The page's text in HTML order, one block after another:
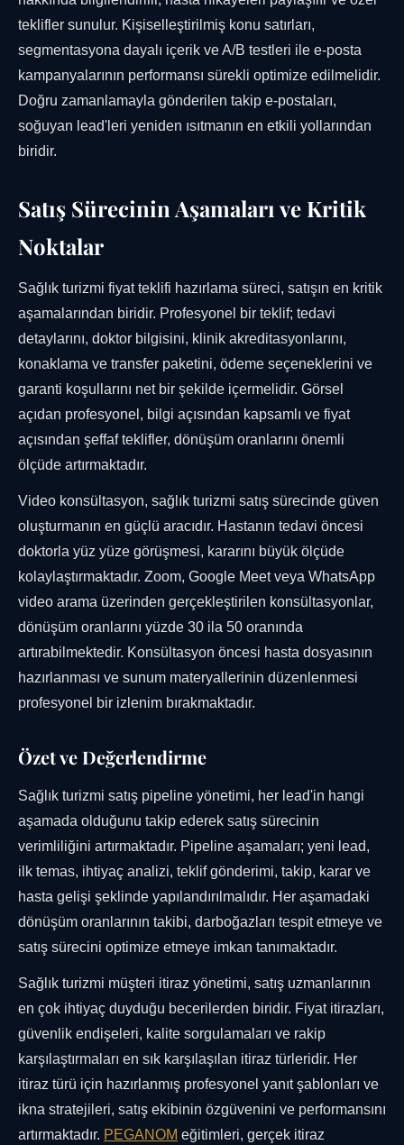
teklifler sunulur. Kişiselleştirilmiş konu satırları,
segmentasyona dayalı içerik ve A/B testleri ile e-posta
kampanyalarının performansı sürekli optimize edilmelidir.
Doğru zamanlamayla gönderilen takip e-postaları,
soğuyan lead'leri yeniden ısıtmanın en etkili yollarından
biridir.
Satış Sürecinin Aşamaları ve Kritik
Noktalar
Sağlık turizmi fiyat teklifi hazırlama süreci, satışın en kritik
aşamalarından biridir. Profesyonel bir teklif; tedavi
detaylarını, doktor bilgisini, klinik akreditasyonlarını,
konaklama ve transfer paketini, ödeme seçeneklerini ve
garanti koşullarını net bir şekilde içermelidir. Görsel
açıdan profesyonel, bilgi açısından kapsamlı ve fiyat
açısından şeffaf teklifler, dönüşüm oranlarını önemli
ölçüde artırmaktadır.
Video konsültasyon, sağlık turizmi satış sürecinde güven
oluşturmanın en güçlü aracıdır. Hastanın tedavi öncesi
doktorla yüz yüze görüşmesi, kararını büyük ölçüde
kolaylaştırmaktadır. Zoom, Google Meet veya WhatsApp
video arama üzerinden gerçekleştirilen konsültasyonlar,
dönüşüm oranlarını yüzde 30 ila 50 oranında
artırabilmektedir. Konsültasyon öncesi hasta dosyasının
hazırlanması ve sunum materyallerinin düzenlenmesi
profesyonel bir izlenim bırakmaktadır.
Özet ve Değerlendirme
Sağlık turizmi satış pipeline yönetimi, her lead'in hangi
aşamada olduğunu takip ederek satış sürecinin
verimliliğini artırmaktadır. Pipeline aşamaları; yeni lead,
ilk temas, ihtiyaç analizi, teklif gönderimi, takip, karar ve
hasta gelişi şeklinde yapılandırılmalıdır. Her aşamadaki
dönüşüm oranlarının takibi, darboğazları tespit etmeye ve
satış sürecini optimize etmeye imkan tanımaktadır.
Sağlık turizmi müşteri itiraz yönetimi, satış uzmanlarının
en çok ihtiyaç duyduğu becerilerden biridir. Fiyat itirazları,
güvenlik endişeleri, kalite sorgulamaları ve rakip
karşılaştırmaları en sık karşılaşılan itiraz türleridir. Her
itiraz türü için hazırlanmış profesyonel yanıt şablonları ve
ikna stratejileri, satış ekibinin özgüvenini ve performansını
artırmaktadır. PEGANOM eğitimleri, gerçek itiraz